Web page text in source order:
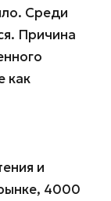
Среди
Причина
как
и
4000